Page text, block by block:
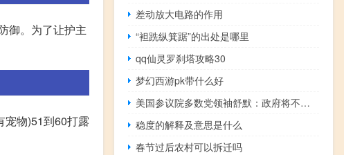
御。为了让护主
宠物)51到60打露
差动放大电路的作用
“袒跣纵箕踞”的出处是哪里
qq仙灵罗刹塔攻略30
梦幻西游pk带什么好
美国参议院多数党领袖舒默：政府将不会停摆
稳度的解释及意思是什么
春节过后农村可以拆迁吗